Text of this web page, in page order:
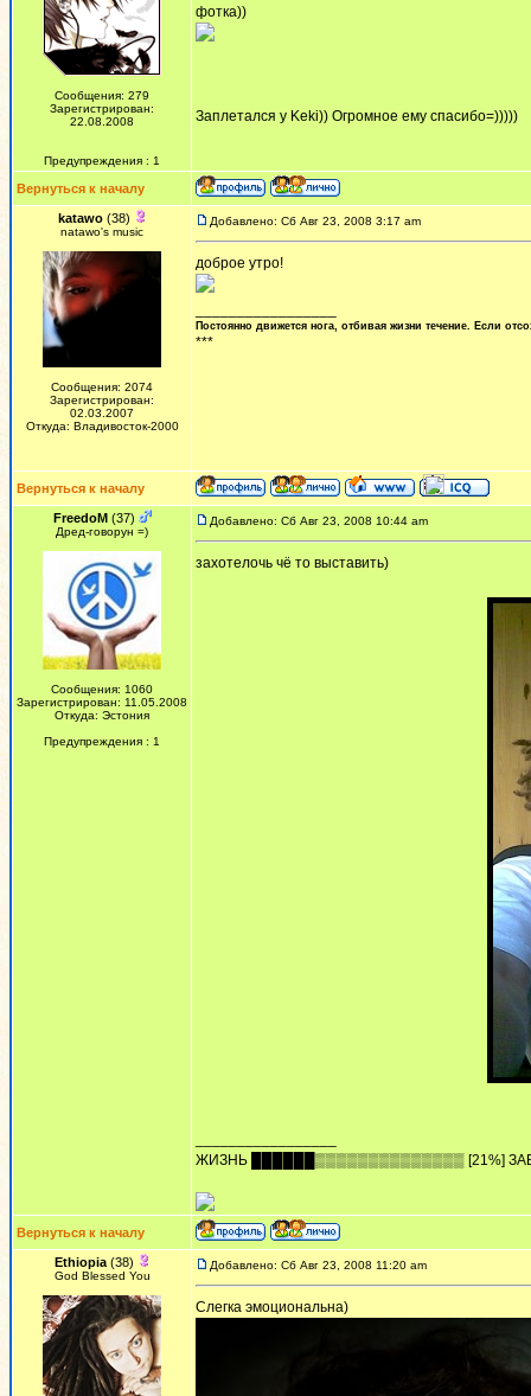
Сообщения: 279
Зарегистрирован:
22.08.2008
Предупреждения : 1
фотка))
Заплетался у Keki)) Огромное ему спасибо=)))))
Вернуться к началу
katawo(38)
natawo's music
Сообщения: 2074
Зарегистрирован:
02.03.2007
Откуда: Владивосток-2000
Добавлено: Сб Авг 23, 2008 3:17 am
доброе утро!
Постоянно движется нога, отбивая жизни течение. Если
***
Вернуться к началу
FreedoM(37)
Дред-говорун =)
Сообщения: 1060
Зарегистрирован: 11.05.2008
Откуда: Эстония
Предупреждения : 1
Добавлено: Сб Авг 23, 2008 10:44 am
захотелочь чё то выставить)
ЖИЗHЬ ██████▒▒▒▒▒▒▒▒▒▒▒▒▒▒ [21%]
Вернуться к началу
Ethiopia(38)
God Blessed You
Добавлено: Сб Авг 23, 2008 11:20 am
Слегка эмоциональна)